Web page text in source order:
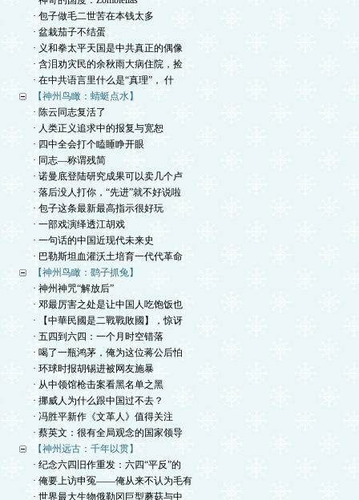
· 包子做毛二世苦在本钱太多
· 盆栽茄子不结蛋
· 义和拳太平天国是中共真正的偶像
· 含泪劝灾民的余秋雨大病住院，捡
· 在中共语言里什么是“真理”， 什
【神州鸟瞰：蜻蜓点水】
· 陈云同志复活了
· 人类正义追求中的报复与宽恕
· 四中全会打个瞌睡睁开眼
· 同志—称谓残简
· 诺曼底登陆研究成果可以卖几个卢
· 落后没人打你，“先进”就不好说啦
· 包子这条最新最高指示很好玩
· 一部戏演绎透江胡戏
· 一句话的中国近现代未来史
· 巴勒斯坦血灌沃土培育一代代革命
【神州鸟瞰：鹞子抓兔】
· 神州神咒“解放后”
· 邓最厉害之处是让中国人吃饱饭也
· 【中華民國是二戰戰敗國】，惊讶
· 五四到六四：一个月时空错落
· 喝了一瓶鸿茅，俺为这位蒋公后怕
· 环球时报胡锡进被网友施暴
· 从中领馆枪击案看黑名单之黑
· 挪威人为什么跟中国过不去？
· 冯胜平新作《文革人》值得关注
· 蔡英文：很有全局观念的国家领导
【神州远古：千年以贯】
· 纪念六四旧作重发：六四“平反”的
· 俺要上访申冤——俺从来不认为毛有
· 世界最大生物俄勒冈巨型蘑菇与中